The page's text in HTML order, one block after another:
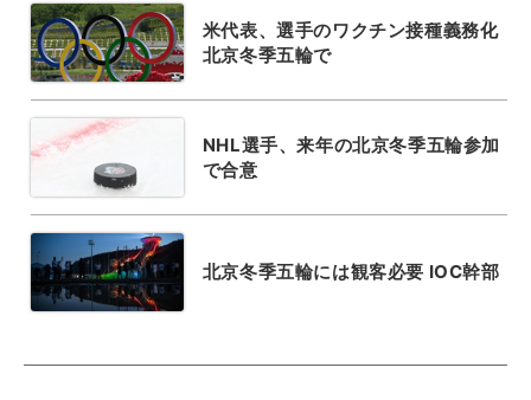
米代表、選手のワクチン接種義務化
北京冬季五輪で
NHL選手、来年の北京冬季五輪参加
で合意
北京冬季五輪には観客必要 IOC幹部